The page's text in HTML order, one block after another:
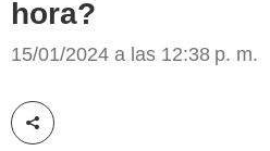
hora?
15/01/2024 a las 12:38 p. m.
Compartir esta noticia